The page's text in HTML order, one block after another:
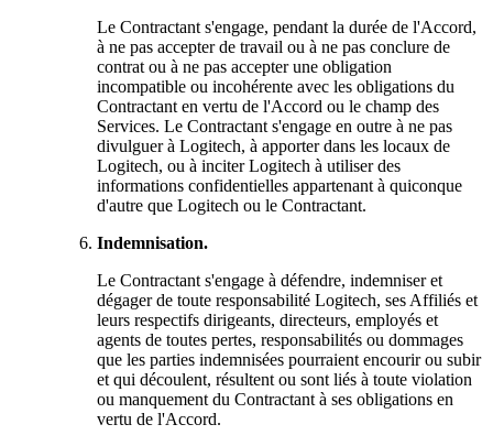
Le Contractant s'engage, pendant la durée de l'Accord,
à ne pas accepter de travail ou à ne pas conclure de
contrat ou à ne pas accepter une obligation
incompatible ou incohérente avec les obligations du
Contractant en vertu de l'Accord ou le champ des
Services. Le Contractant s'engage en outre à ne pas
divulguer à Logitech, à apporter dans les locaux de
Logitech, ou à inciter Logitech à utiliser des
informations confidentielles appartenant à quiconque
d'autre que Logitech ou le Contractant.
Indemnisation.
Le Contractant s'engage à défendre, indemniser et
dégager de toute responsabilité Logitech, ses Affiliés et
leurs respectifs dirigeants, directeurs, employés et
agents de toutes pertes, responsabilités ou dommages
que les parties indemnisées pourraient encourir ou subir
et qui découlent, résultent ou sont liés à toute violation
ou manquement du Contractant à ses obligations en
vertu de l'Accord.